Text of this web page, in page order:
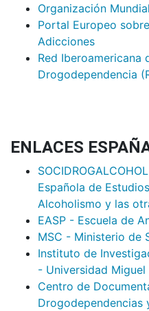
Organización
Portal Europeo
Adicciones
Red Iberoamericana
Drogodependencia
ENLACES
Española de
Alcoholismo y las
EASP - Escuela de
MSC - Ministerio de
Instituto de
- Universidad Miguel
Centro de